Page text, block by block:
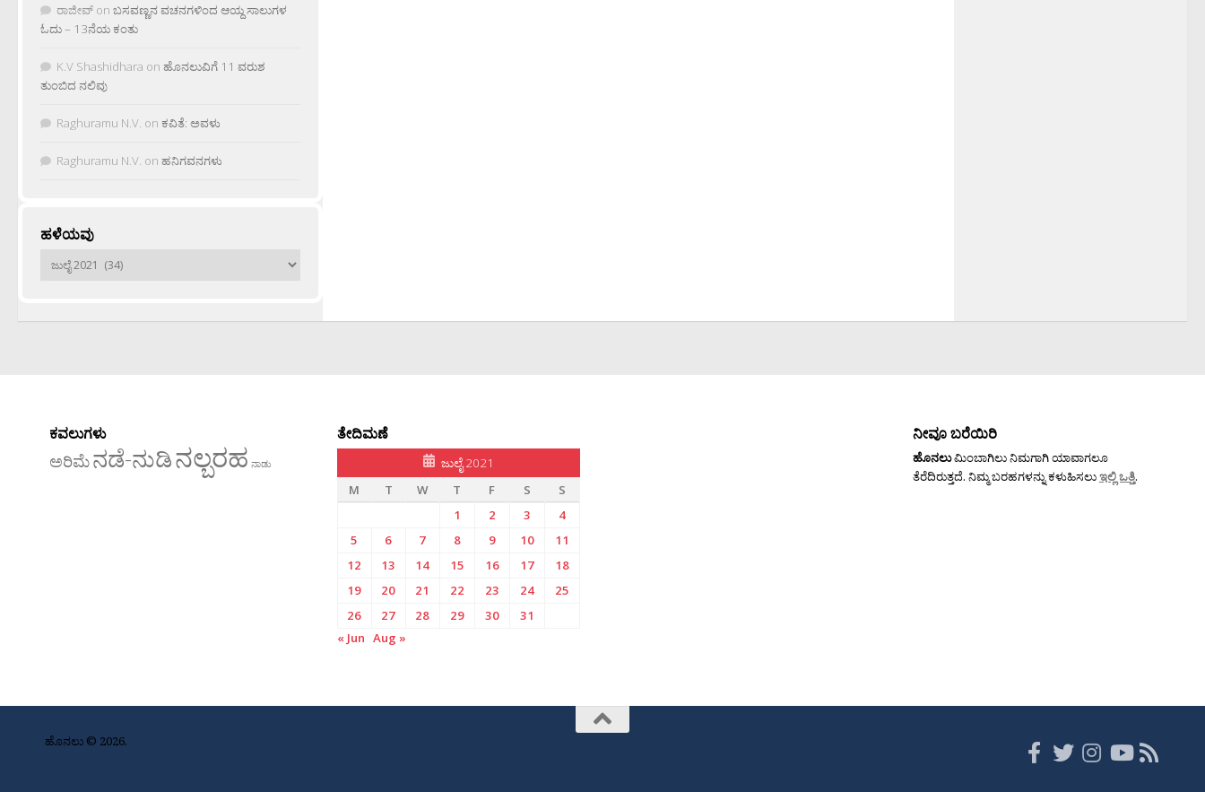
ರಾಜೀವ್ on ಬಸವಣ್ಣನ ವಚನಗಳಿಂದ ಆಯ್ದ ಸಾಲುಗಳ
ಓದು – 13ನೆಯ ಕಂತು
K.V Shashidhara on ಹೊನಲುವಿಗೆ 11 ವರುಶ
ತುಂಬಿದ ನಲಿವು
Raghuramu N.V. on ಕವಿತೆ: ಅವಳು
Raghuramu N.V. on ಹನಿಗವನಗಳು
ಹಳೆಯವು
ಹಳೆಯವು
ಕವಲುಗಳು
ಅರಿಮೆನಡೆ-ನುಡಿನಲ್ಬರಹ ನಾಡು
ತೇದಿಮಣೆ
ಜುಲೈ 2021
M
T W T F S
S
1
2 3
4
5
6 7 8 9 10
11
12
13 14 15 16 17
18
19
20 21 22 23 24
25
26
27 28 29 30
31
« Jun Aug »
ನೀವೂ ಬರೆಯಿರಿ
ಹೊನಲುಮಿಂಬಾಗಿಲು ನಿಮಗಾಗಿ ಯಾವಾಗಲೂ
ತೆರೆದಿರುತ್ತದೆ. ನಿಮ್ಮ ಬರಹಗಳನ್ನು ಕಳುಹಿಸಲುಇಲ್ಲಿ ಒತ್ತಿ.
ಹೊನಲು © 2026.